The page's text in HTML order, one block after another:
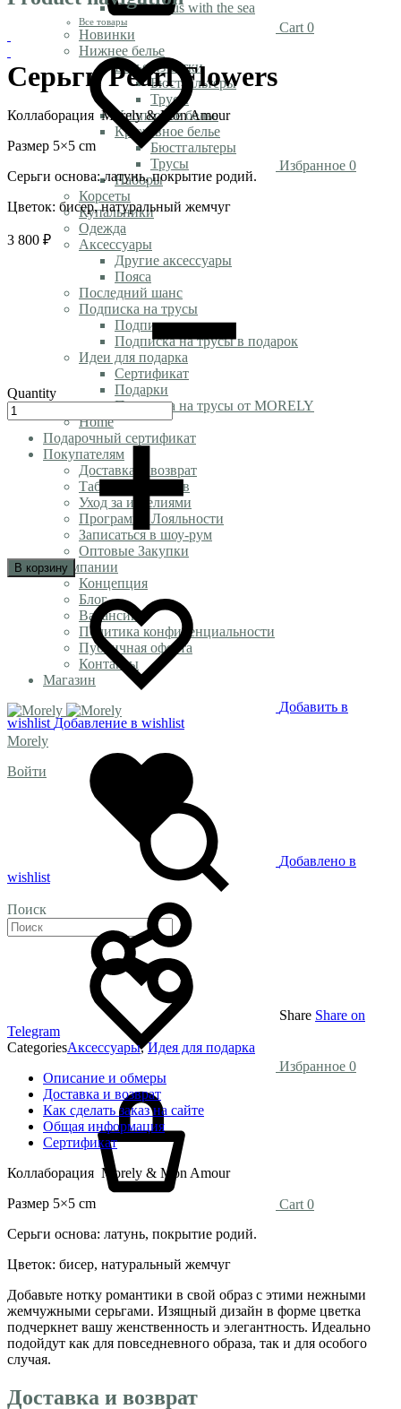
Rendezvous with the sea
Все товары
Новинки
Нижнее белье
Белье из сетки
Бюстгальтеры
Трусы
Хлопковое белье
Кружевное белье
Бюстгальтеры
Трусы
Наборы
Корсеты
Купальники
Одежда
Аксессуары
Другие аксессуары
Пояса
Последний шанс
Подписка на трусы
Подписка на трусы
Подписка на трусы в подарок
Идеи для подарка
Сертификат
Подарки
Подписка на трусы от MORELY
Home
Подарочный сертификат
Покупателям
Доставка и возврат
Таблица размеров
Уход за изделиями
Программа Лояльности
Записаться в шоу-рум
Оптовые Закупки
О компании
Концепция
Блог
Вакансии
Политика конфиденциальности
Публичная оферта
Контакты
Магазин
Morely
Войти
Поиск
Избранное 0
Cart 0
Cart 0
Избранное 0
Серьги Pearl Flowers
Коллаборация Morely & Mon Amour
Размер 5×5 cm
Серьги основа: латунь, покрытие родий.
Цветок: бисер, натуральный жемчуг
3 800 ₽
Quantity
В корзину
Добавить в
wishlist Добавление в wishlist
Добавлено в
wishlist
Share Share on
Telegram
CategoriesАксессуары,Идея для подарка
Описание и обмеры
Доставка и возврат
Как сделать заказ на сайте
Общая информация
Сертификат
Коллаборация Morely & Mon Amour
Размер 5×5 cm
Серьги основа: латунь, покрытие родий.
Цветок: бисер, натуральный жемчуг
Добавьте нотку романтики в свой образ с этими нежными
жемчужными серьгами. Изящный дизайн в форме цветка
подчеркнет вашу женственность и элегантность. Идеально
подойдут как для повседневного образа, так и для особого
случая.
Доставка и возврат